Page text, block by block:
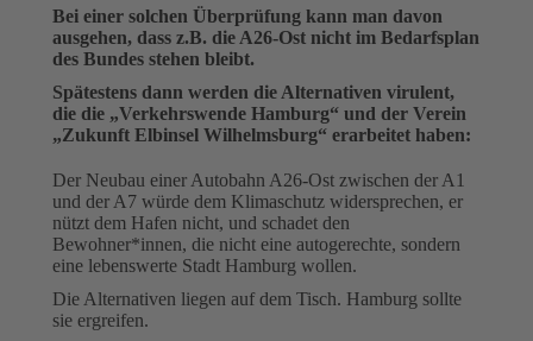
Bei einer solchen Überprüfung kann man davon
ausgehen, dass z.B. die A26-Ost nicht im Bedarfsplan
des Bundes stehen bleibt.
Spätestens dann werden die Alternativen virulent,
die die „Verkehrswende Hamburg“ und der Verein
„Zukunft Elbinsel Wilhelmsburg“ erarbeitet haben:
Der Neubau einer Autobahn A26-Ost zwischen der A1
und der A7 würde dem Klimaschutz widersprechen, er
nützt dem Hafen nicht, und schadet den
Bewohner*innen, die nicht eine autogerechte, sondern
eine lebenswerte Stadt Hamburg wollen.
Die Alternativen liegen auf dem Tisch. Hamburg sollte
sie ergreifen.